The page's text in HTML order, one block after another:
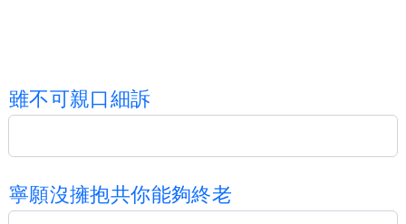
雖不可親口細訴
寧願沒擁抱共你能夠終老